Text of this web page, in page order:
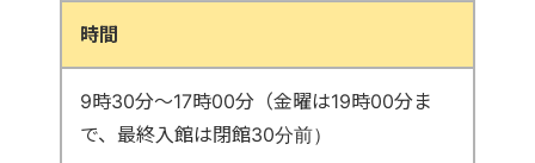
時間
9時30分～17時00分（金曜は19時00分ま
で、最終入館は閉館30分前）